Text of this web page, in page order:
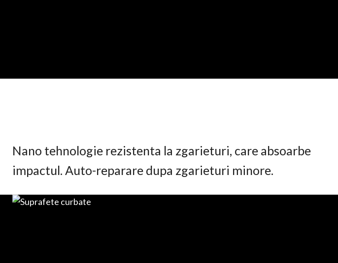
Nano tehnologie rezistenta la zgarieturi, care absoarbe
impactul. Auto-reparare dupa zgarieturi minore.